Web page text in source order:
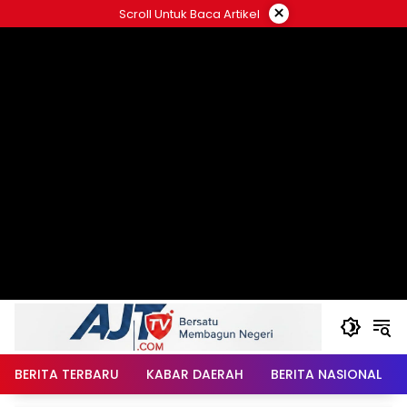
ke
Scroll Untuk Baca Artikel ×
BERITA TERBARU KABAR DAERAH BERITA NASIONAL